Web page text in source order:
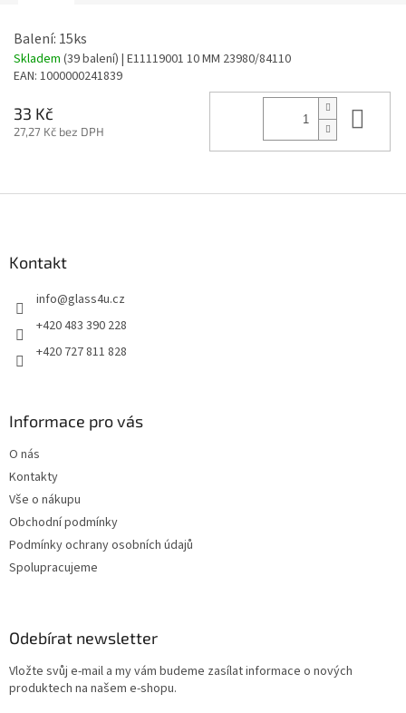
Balení: 15ks
Skladem (39 balení) | E11119001 10 MM 23980/84110
EAN: 1000000241839
33 Kč
27,27 Kč bez DPH
Kontakt
info@glass4u.cz
+420 483 390 228
+420 727 811 828
Informace pro vás
O nás
Kontakty
Vše o nákupu
Obchodní podmínky
Podmínky ochrany osobních údajů
Spolupracujeme
Odebírat newsletter
Vložte svůj e-mail a my vám budeme zasílat informace o nových
produktech na našem e-shopu.